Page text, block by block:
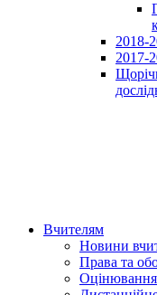
2018-
2017-
Вчителям
Новини
Права та
Оцінювання